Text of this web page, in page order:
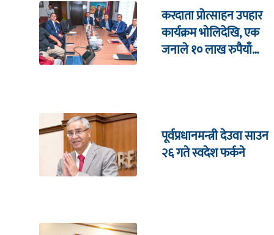
करदाता प्रोत्साहन उपहार
कार्यक्रम भाेलिदेखि, एक
जनाले १० लाख रुपैयाँ
पूर्वप्रधानमन्त्री देउवा साउन
२६ गते स्वदेश फर्कने